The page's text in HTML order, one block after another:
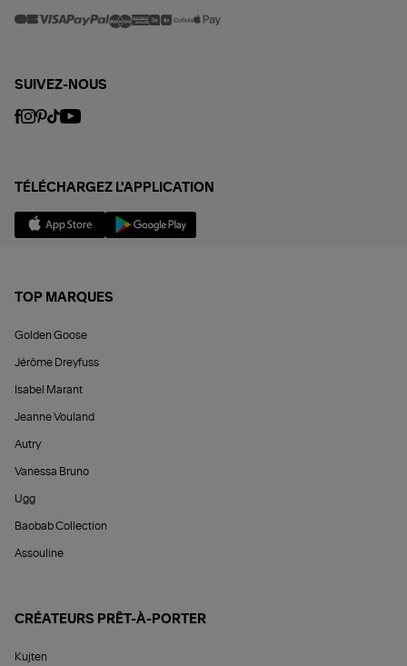
SUIVEZ-NOUS
TÉLÉCHARGEZ L'APPLICATION
TOP MARQUES
Golden Goose
Jérôme Dreyfuss
Isabel Marant
Jeanne Vouland
Autry
Vanessa Bruno
Ugg
Baobab Collection
Assouline
CRÉATEURS PRÊT-À-PORTER
Kujten